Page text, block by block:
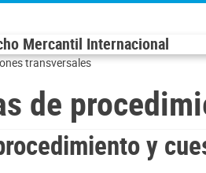
Mercantil Internacional
transversales
de
y